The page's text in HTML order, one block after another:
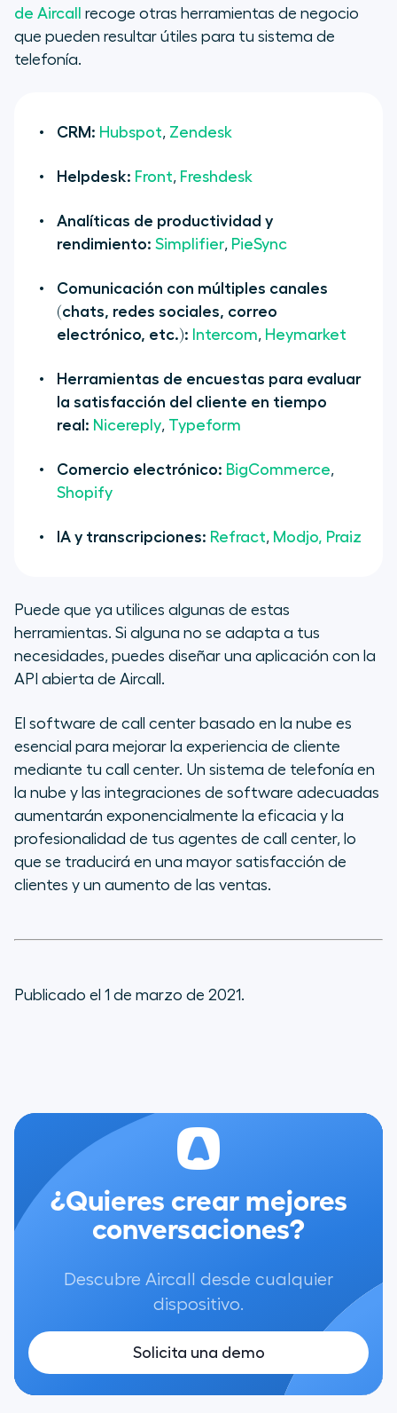
de Aircall
recoge otras herramientas de negocio
que pueden resultar útiles para tu sistema de
telefonía.
CRM: Hubspot, Zendesk
Helpdesk: Front, Freshdesk
Analíticas de productividad y
rendimiento: Simplifier, PieSync
Comunicación con múltiples canales
(chats, redes sociales, correo
electrónico, etc.): Intercom, Heymarket
Herramientas de encuestas para evaluar
la satisfacción del cliente en tiempo
real: Nicereply, Typeform
Comercio electrónico: BigCommerce,
Shopify
IA y transcripciones: Refract, Modjo, Praiz
Puede que ya utilices algunas de estas
herramientas. Si alguna no se adapta a tus
necesidades, puedes diseñar una aplicación con la
API abierta de Aircall.
El software de call center basado en la nube es
esencial para mejorar la experiencia de cliente
mediante tu call center. Un sistema de telefonía en
la nube y las integraciones de software adecuadas
aumentarán exponencialmente la eficacia y la
profesionalidad de tus agentes de call center, lo
que se traducirá en una mayor satisfacción de
clientes y un aumento de las ventas.
Publicado el 1 de marzo de 2021.
¿Quieres crear mejores
conversaciones?
Descubre Aircall desde cualquier
dispositivo.
Solicita una demo